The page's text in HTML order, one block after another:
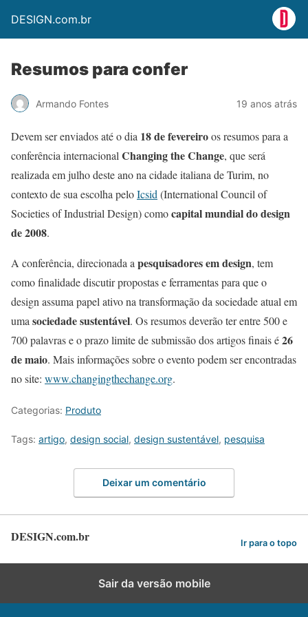
DESIGN.com.br
Resumos para confer
Armando Fontes 19 anos atrás
Devem ser enviados até o dia 18 de fevereiroos resumos para a
conferência internacional Changing the Change, que será
realizada em julho deste ano na cidade italiana de Turim, no
contexto de sua escolha peloIcsid (International Council of
Societies of Industrial Design) comocapital mundial do design
de 2008.
A conferência, direcionada a pesquisadores em design, tem
como finalidade discutir propostas e ferramentas para que o
design assuma papel ativo na transformação da sociedade atual em
uma sociedade sustentável. Os resumos deverão ter entre 500 e
700 palavras e o prazo limite de submissão dos artigos finais é26
de maio. Mais informações sobre o evento podem ser encontradas
no site: www.changingthechange.org.
Categorias: Produto
Tags: artigo, design social, design sustentável, pesquisa
Deixar um comentário
DESIGN.com.br Ir para o topo
Sair da versão mobile